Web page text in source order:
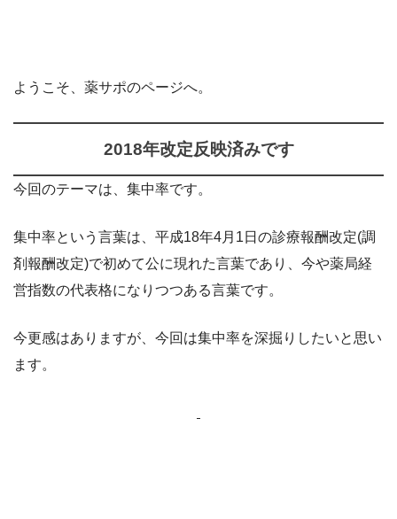
ようこそ、薬サポのページへ。
2018年改定反映済みです
今回のテーマは、集中率です。
集中率という言葉は、平成18年4月1日の診療報酬改定(調
剤報酬改定)で初めて公に現れた言葉であり、今や薬局経
営指数の代表格になりつつある言葉です。
今更感はありますが、今回は集中率を深掘りしたいと思い
ます。